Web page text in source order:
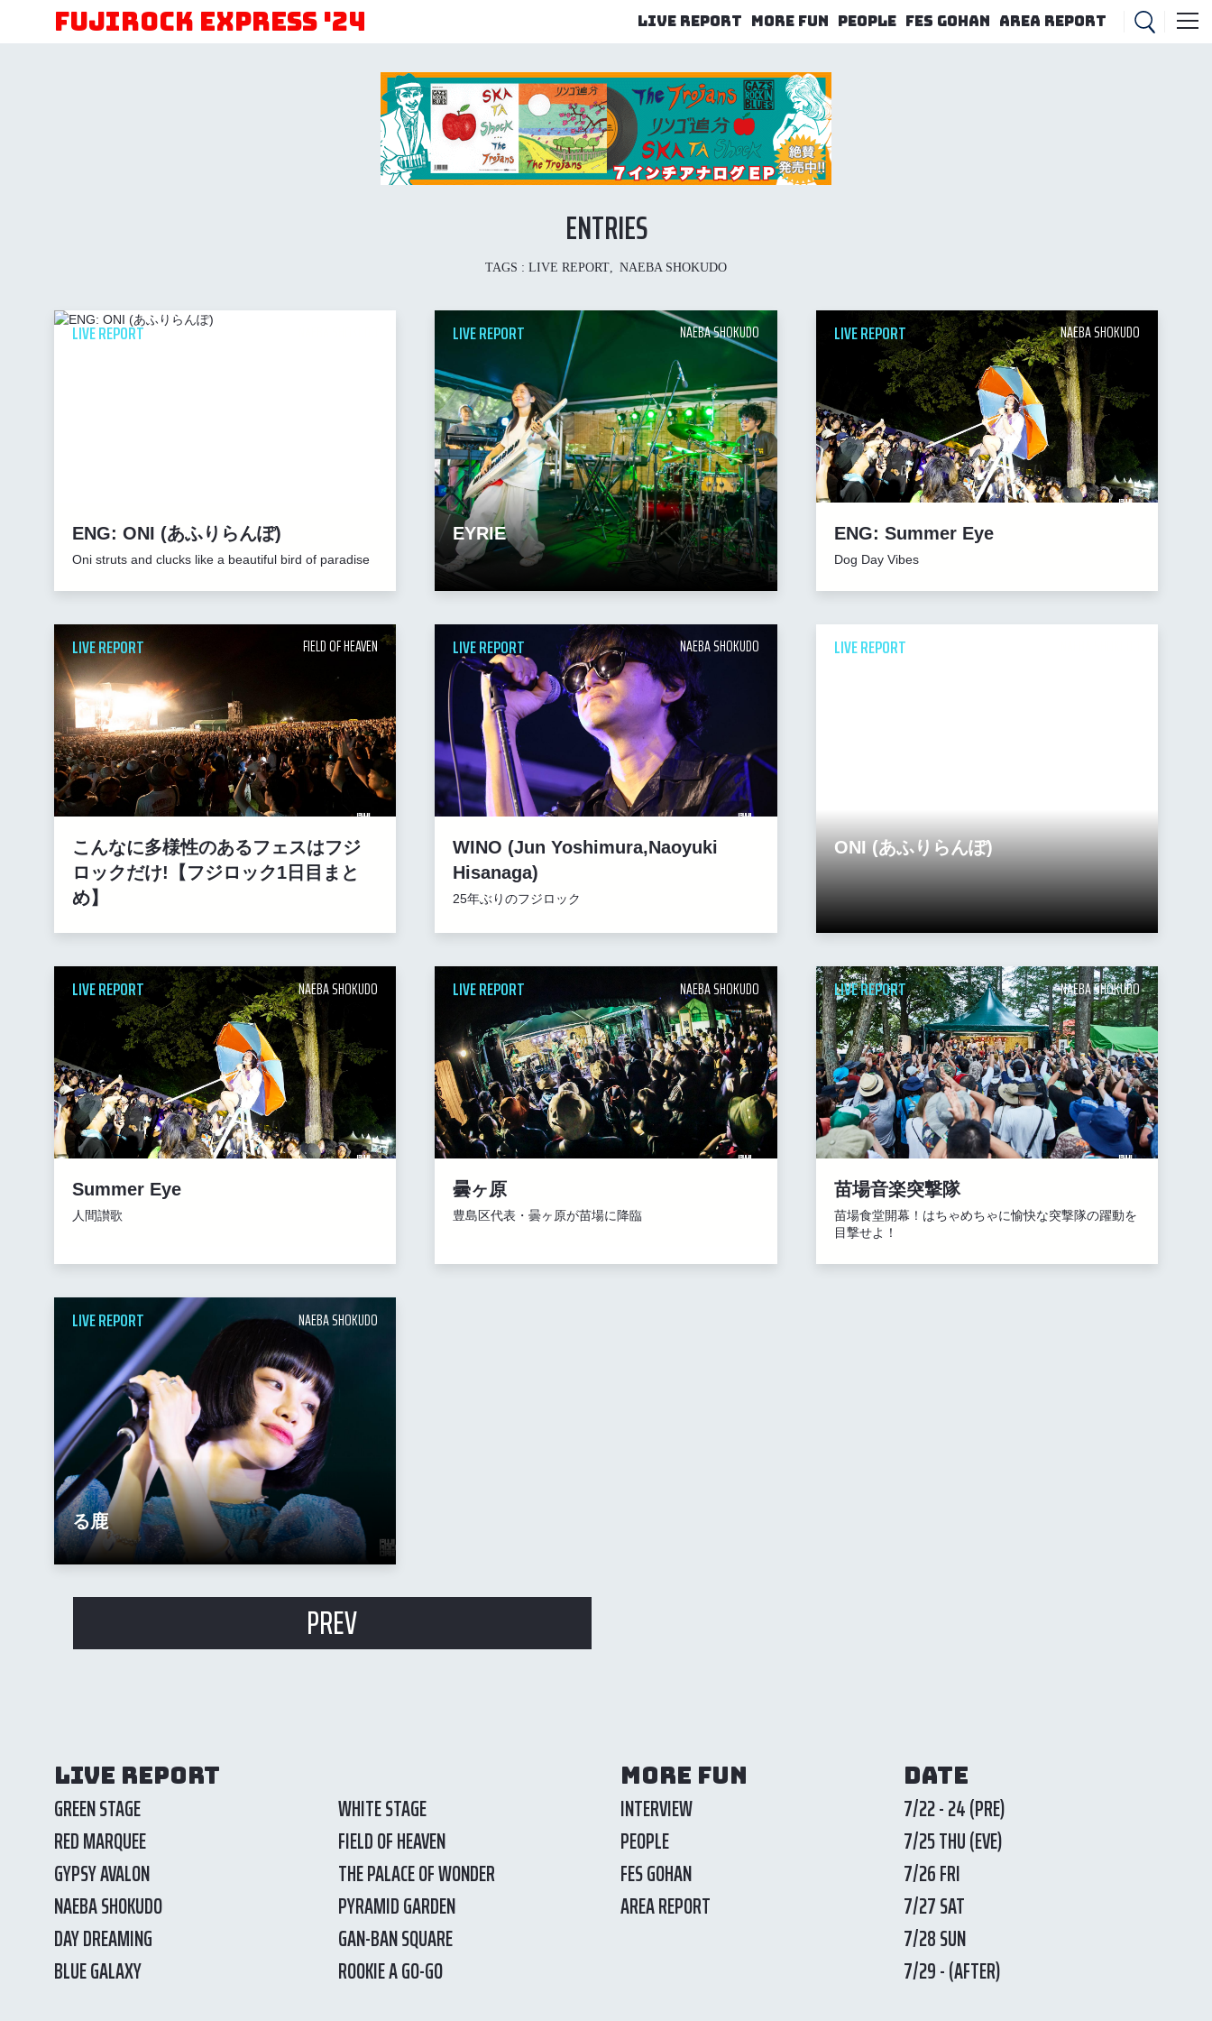
FUJIROCK EXPRESS '24 LIVE REPORT MORE FUN PEOPLE FES GOHAN AREA REPORT
ENTRIES
TAGS : LIVE REPORT NAEBA SHOKUDO
LIVE REPORT
ENG: ONI (あふりらんぽ)
Oni struts and clucks like a beautiful bird of paradise
LIVE REPORT NAEBA SHOKUDO
EYRIE
LIVE REPORT NAEBA SHOKUDO
ENG: Summer Eye
Dog Day Vibes
LIVE REPORT FIELD OF HEAVEN
こんなに多様性のあるフェスはフジ
ロックだけ!【フジロック1日目まと
め】
LIVE REPORT NAEBA SHOKUDO
WINO (Jun Yoshimura,Naoyuki
Hisanaga)
25年ぶりのフジロック
LIVE REPORT
ONI (あふりらんぽ)
LIVE REPORT NAEBA SHOKUDO
Summer Eye
人間讃歌
LIVE REPORT NAEBA SHOKUDO
曇ヶ原
豊島区代表・曇ヶ原が苗場に降臨
LIVE REPORT NAEBA SHOKUDO
苗場音楽突撃隊
苗場食堂開幕！はちゃめちゃに愉快な突撃隊の躍動を
目撃せよ！
LIVE REPORT NAEBA SHOKUDO
る鹿
PREV
LIVE REPORT
GREEN STAGE
WHITE STAGE
RED MARQUEE
FIELD OF HEAVEN
GYPSY AVALON
THE PALACE OF WONDER
NAEBA SHOKUDO
PYRAMID GARDEN
DAY DREAMING
GAN-BAN SQUARE
BLUE GALAXY
ROOKIE A GO-GO
MORE FUN
INTERVIEW
PEOPLE
FES GOHAN
AREA REPORT
DATE
7/22 - 24 (PRE)
7/25 THU (EVE)
7/26 FRI
7/27 SAT
7/28 SUN
7/29 - (AFTER)